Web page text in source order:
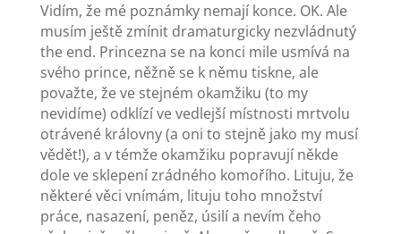
Vidím, že mé poznámky nemají konce. OK. Ale
musím ještě zmínit dramaturgicky nezvládnutý
the end. Princezna se na konci mile usmívá na
svého prince, něžně se k němu tiskne, ale
považte, že ve stejném okamžiku (to my
nevidíme) odklízí ve vedlejší místnosti mrtvolu
otrávené královny (a oni to stejně jako my musí
vědět!), a v témže okamžiku popravují někde
dole ve sklepení zrádného komořího. Lituju, že
některé věci vnímám, lituju toho množství
práce, nasazení, peněz, úsilí a nevím čeho